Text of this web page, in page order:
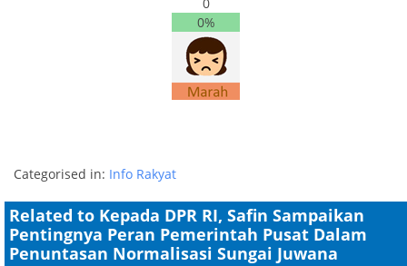
0%
Categorised in: Info Rakyat
Related to Kepada DPR RI, Safin Sampaikan
Pentingnya Peran Pemerintah Pusat Dalam
Penuntasan Normalisasi Sungai Juwana